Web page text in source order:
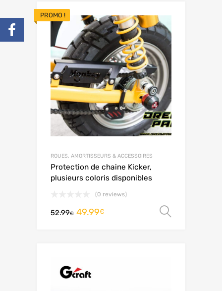
PROMO !
ROUES, AMORTISSEURS & ACCESSOIRES
Protection de chaine Kicker,
plusieurs coloris disponibles
(0 reviews)
52.99€ 49.99€